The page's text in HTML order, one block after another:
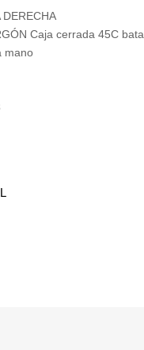
DERECHA
Caja cerrada 45C
mano